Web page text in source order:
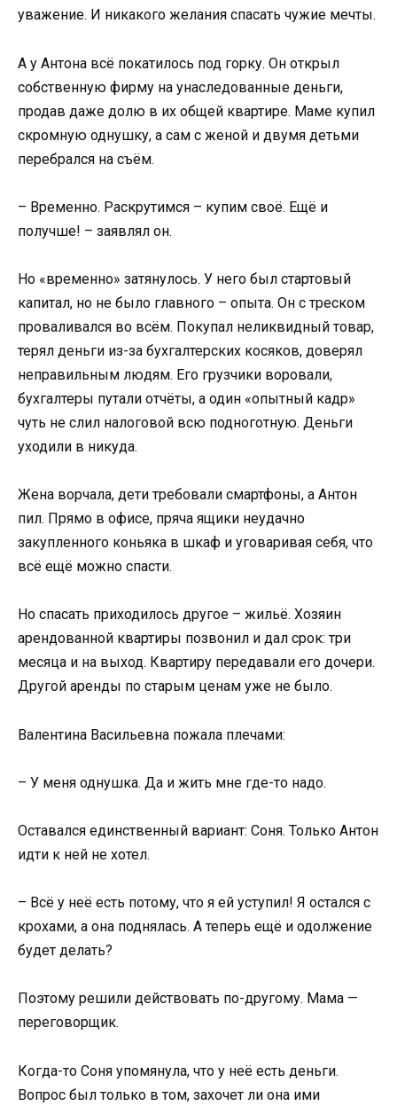
уважение. И никакого желания спасать чужие мечты.
А у Антона всё покатилось под горку. Он открыл
собственную фирму на унаследованные деньги,
продав даже долю в их общей квартире. Маме купил
скромную однушку, а сам с женой и двумя детьми
перебрался на съём.
– Временно. Раскрутимся – купим своё. Ещё и
получше! – заявлял он.
Но «временно» затянулось. У него был стартовый
капитал, но не было главного – опыта. Он с треском
проваливался во всём. Покупал неликвидный товар,
терял деньги из-за бухгалтерских косяков, доверял
неправильным людям. Его грузчики воровали,
бухгалтеры путали отчёты, а один «опытный кадр»
чуть не слил налоговой всю подноготную. Деньги
уходили в никуда.
Жена ворчала, дети требовали смартфоны, а Антон
пил. Прямо в офисе, пряча ящики неудачно
закупленного коньяка в шкаф и уговаривая себя, что
всё ещё можно спасти.
Но спасать приходилось другое – жильё. Хозяин
арендованной квартиры позвонил и дал срок: три
месяца и на выход. Квартиру передавали его дочери.
Другой аренды по старым ценам уже не было.
Валентина Васильевна пожала плечами:
– У меня однушка. Да и жить мне где-то надо.
Оставался единственный вариант: Соня. Только Антон
идти к ней не хотел.
– Всё у неё есть потому, что я ей уступил! Я остался с
крохами, а она поднялась. А теперь ещё и одолжение
будет делать?
Поэтому решили действовать по-другому. Мама —
переговорщик.
Когда-то Соня упомянула, что у неё есть деньги.
Вопрос был только в том, захочет ли она ими